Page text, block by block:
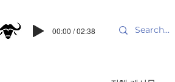
00:00 / 02:38